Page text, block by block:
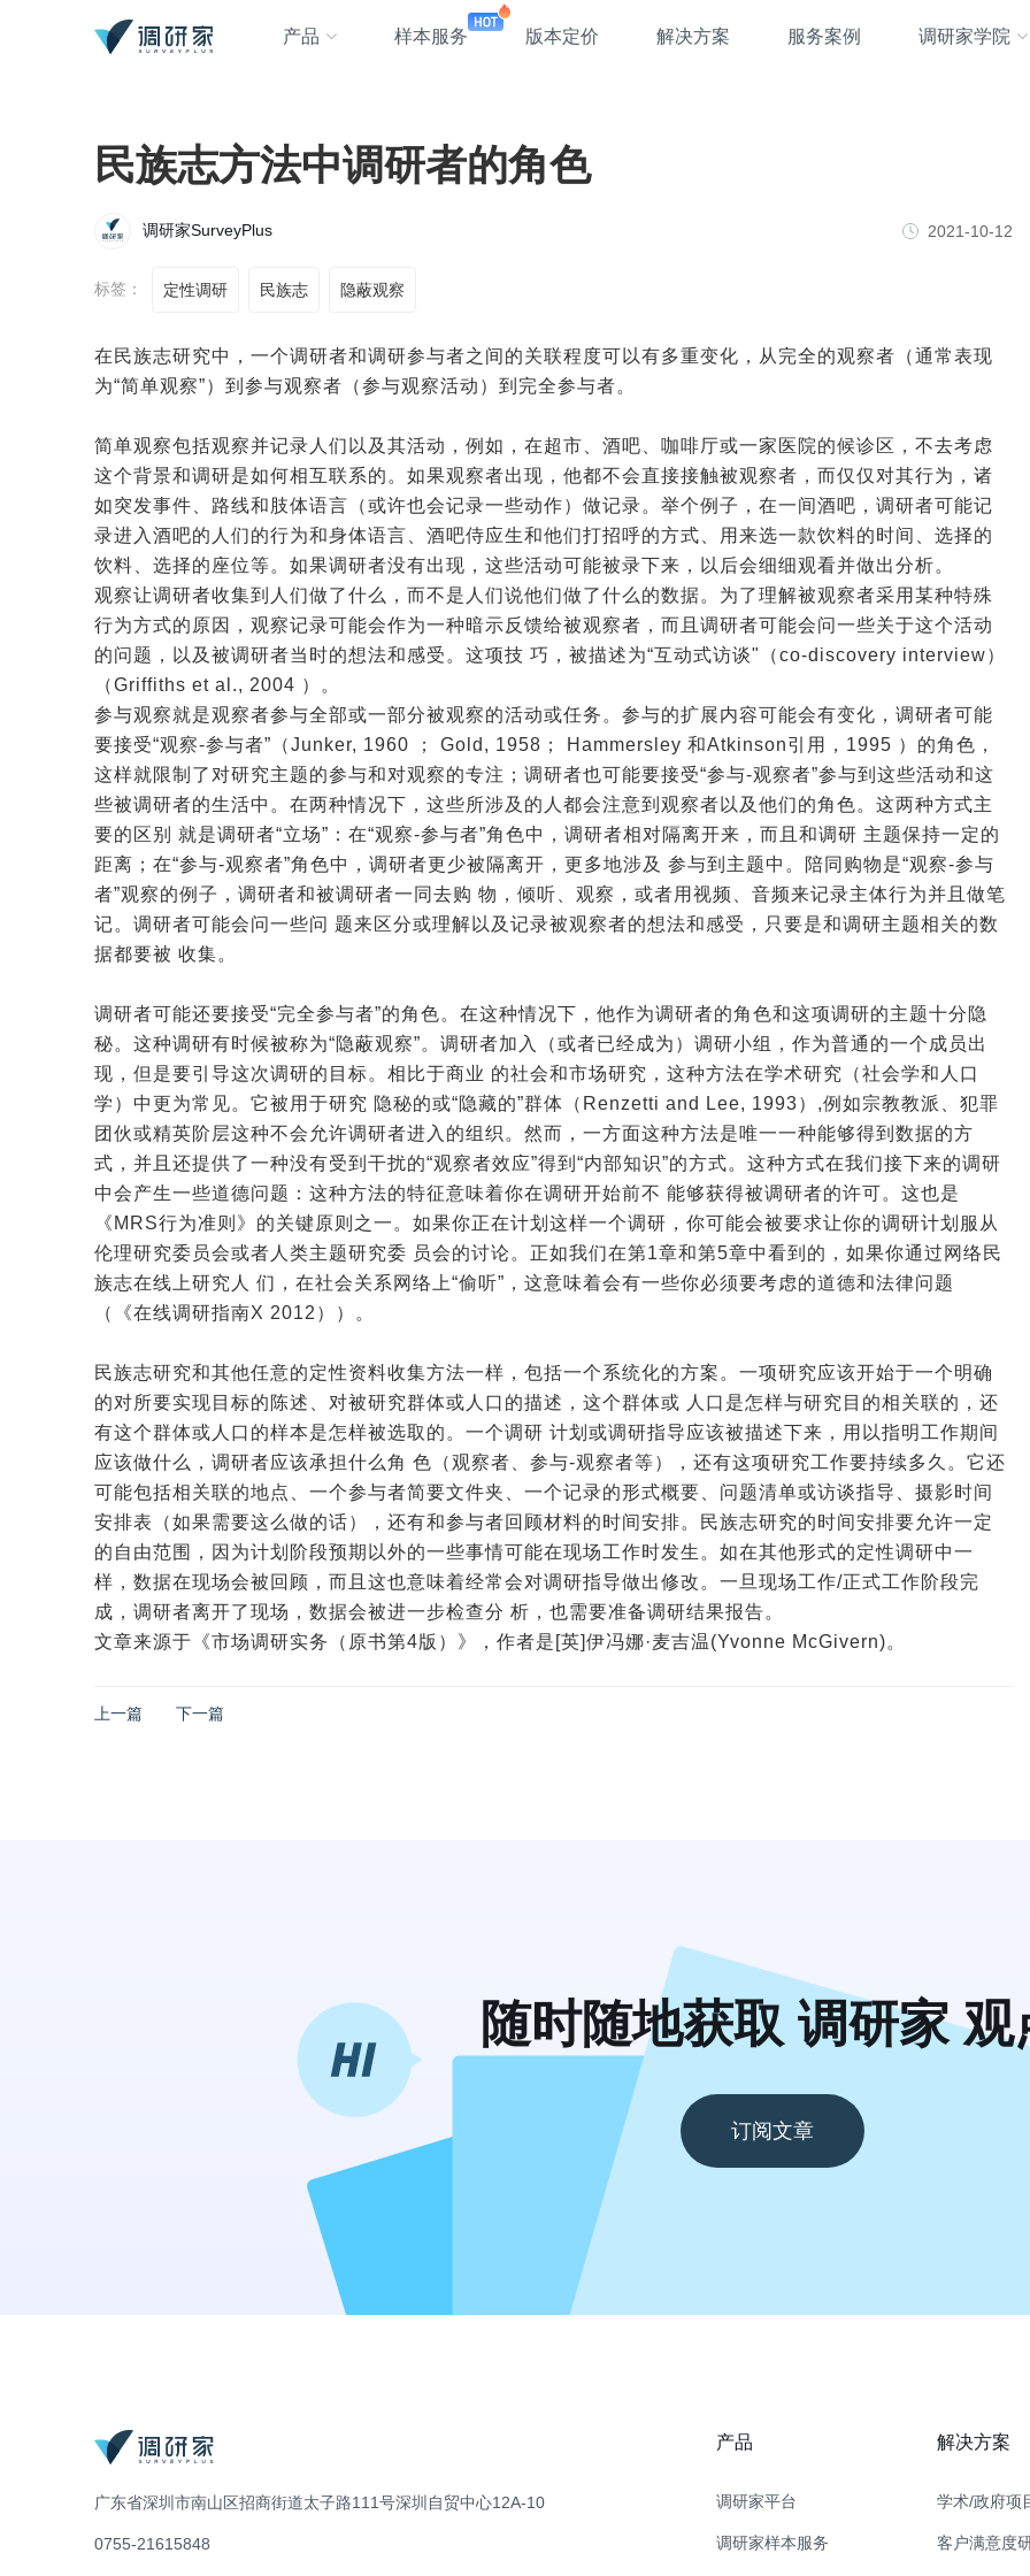
产品 样本服务 版本定价 解决方案 服务案例 调研家学院
民族志方法中调研者的角色
调研家SurveyPlus 2021-10-12
标签： 定性调研 民族志 隐蔽观察
在 民族志研究中，一个调研者和调研参与者之间的关联程度可以有多重变化，从完全的观察者（通常表现
为“简单观察”）到参与观察者（参与观察活动）到完全参与者。
简单观察包括观察并记录人们以及其活动，例如，在超市、酒吧、咖啡厅或一家医院的候诊区，不去考虑
这个背景和调研是如何相互联系的。如果观察者出现，他都不会直接接触被观察者，而仅仅对其行为，诸
如突发事件、路线和肢体语言（或许也会记录一些动作）做记录。举个例子，在一间酒吧，调研者可能记
录进入酒吧的人们的行为和身体语言、酒吧侍应生和他们打招呼的方式、用来选一款饮料的时间、选择的
饮料、选择的座位等。如果调研者没有出现，这些活动可能被录下来，以后会细细观看并做出分析。
观察让调研者收集到人们做了什么，而不是人们说他们做了什么的数据。为了理解被观察者采用某种特殊
行为方式的原因，观察记录可能会作为一种暗示反馈给被观察者，而且调研者可能会问一些关于这个活动
的问题，以及被调研者当时的想法和感受。这项技 巧，被描述为“互动式访谈"（co-discovery interview）
（Griffiths et al., 2004 ）。
参与观察就是观察者参与全部或一部分被观察的活动或任务。参与的扩展内容可能会有变化，调研者可能
要接受“观察-参与者”（Junker, 1960 ； Gold, 1958； Hammersley 和Atkinson引用，1995 ）的角色，
这样就限制了对研究主题的参与和对观察的专注；调研者也可能要接受“参与-观察者”参与到这些活动和这
些被调研者的生活中。在两种情况下，这些所涉及的人都会注意到观察者以及他们的角色。这两种方式主
要的区别 就是调研者“立场”：在“观察-参与者”角色中，调研者相对隔离开来，而且和调研 主题保持一定的
距离；在“参与-观察者”角色中，调研者更少被隔离开，更多地涉及 参与到主题中。陪同购物是“观察-参与
者”观察的例子，调研者和被调研者一同去购 物，倾听、观察，或者用视频、音频来记录主体行为并且做笔
记。调研者可能会问一些问 题来区分或理解以及记录被观察者的想法和感受，只要是和调研主题相关的数
据都要被 收集。
调研者可能还要接受“完全参与者”的角色。在这种情况下，他作为调研者的角色和这项调研的主题十分隐
秘。这种调研有时候被称为“隐蔽观察”。调研者加入（或者已经成为）调研小组，作为普通的一个成员出
现，但是要引导这次调研的目标。相比于商业 的社会和市场研究，这种方法在学术研究（社会学和人口
学）中更为常见。它被用于研究 隐秘的或“隐藏的”群体（Renzetti and Lee, 1993）,例如宗教教派、犯罪
团伙或精英阶层这种不会允许调研者进入的组织。然而，一方面这种方法是唯一一种能够得到数据的方
式，并且还提供了一种没有受到干扰的“观察者效应”得到“内部知识”的方式。这种方式在我们接下来的调研
中会产生一些道德问题：这种方法的特征意味着你在调研开始前不 能够获得被调研者的许可。这也是
《MRS行为准则》的关键原则之一。如果你正在计划这样一个调研，你可能会被要求让你的调研计划服从
伦理研究委员会或者人类主题研究委 员会的讨论。正如我们在第1章和第5章中看到的，如果你通过网络民
族志在线上研究人 们，在社会关系网络上“偷听”，这意味着会有一些你必须要考虑的道德和法律问题
（《在线调研指南X 2012））。
民族志研究和其他任意的定性资料收集方法一样，包括一个系统化的方案。一项研究应该开始于一个明确
的对所要实现目标的陈述、对被研究群体或人口的描述，这个群体或 人口是怎样与研究目的相关联的，还
有这个群体或人口的样本是怎样被选取的。一个调研 计划或调研指导应该被描述下来，用以指明工作期间
应该做什么，调研者应该承担什么角 色（观察者、参与-观察者等），还有这项研究工作要持续多久。它还
可能包括相关联的地点、一个参与者简要文件夹、一个记录的形式概要、问题清单或访谈指导、摄影时间
安排表（如果需要这么做的话），还有和参与者回顾材料的时间安排。民族志研究的时间安排要允许一定
的自由范围，因为计划阶段预期以外的一些事情可能在现场工作时发生。如在其他形式的定性调研中一
样，数据在现场会被回顾，而且这也意味着经常会对调研指导做出修改。一旦现场工作/正式工作阶段完
成，调研者离开了现场，数据会被进一步检查分 析，也需要准备调研结果报告。
文章来源于《市场调研实务（原书第4版）》，作者是[英]伊冯娜·麦吉温(Yvonne McGivern)。
上一篇 下一篇
随时随地获取 调研家 观
订阅文章
广东省深圳市南山区招商街道太子路111号深圳自贸中心12A-10
0755-21615848
产品
调研家平台
调研家样本服务
解决方案
学术/政府项
客户满意度